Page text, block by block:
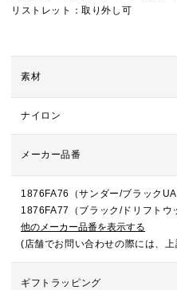
リストレット：取り外し可
素材
ナイロン
メーカー品番
1876FA76（サンダー/ブラックUA
1876FA77（ブラック/ドリフトウ
他のメーカー品番を表示する
(店舗でお問い合わせの際には、
ギフトラッピング